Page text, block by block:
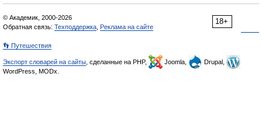
18+
© Академик, 2000-2026
Обратная связь: Техподдержка Реклама на сайте
👣 Путешествия
Экспорт словарей на сайты , сделанные на PHP, Joomla,
Drupal,
WordPress, MODx.